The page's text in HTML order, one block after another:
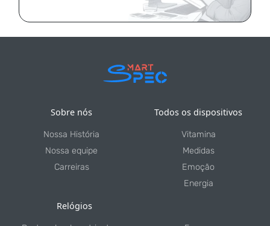
Sobre nós
Nossa História
Nossa equipe
Carreiras
Todos os dispositivos
Vitamina
Medidas
Emoção
Energia
Relógios